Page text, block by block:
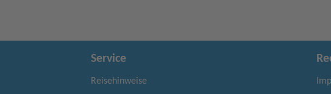
Service
Reisehinweise